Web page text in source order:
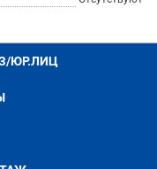
ЮР.ЛИЦ